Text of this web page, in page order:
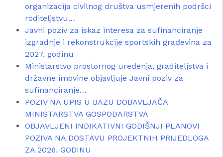
organizacija civilnog društva usmjerenih podršci
roditeljstvu…
Javni poziv za iskaz interesa za sufinanciranje
izgradnje i rekonstrukcije sportskih građevina za
2027. godinu
Ministarstvo prostornog uređenja, graditeljstva i
državne imovine objavljuje Javni poziv za
sufinanciranje…
POZIV NA UPIS U BAZU DOBAVLJAČA
MINISTARSTVA GOSPODARSTVA
OBJAVLJENI INDIKATIVNI GODIŠNJI PLANOVI
POZIVA NA DOSTAVU PROJEKTNIH PRIJEDLOGA
ZA 2026. GODINU